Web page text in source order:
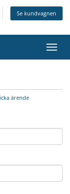
Se kundvagnen
ärende